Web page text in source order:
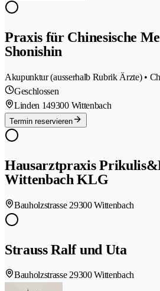
Praxis für Chinesische
Shonishin
Akupunktur (ausserhalb Rubrik Ärzte) •
Geschlossen
Linden 149300 Wittenbach
Termin reservieren
Hausarztpraxis
Wittenbach KLG
Bauholzstrasse 29300 Wittenbach
Strauss Ralf und Uta
Bauholzstrasse 29300 Wittenbach